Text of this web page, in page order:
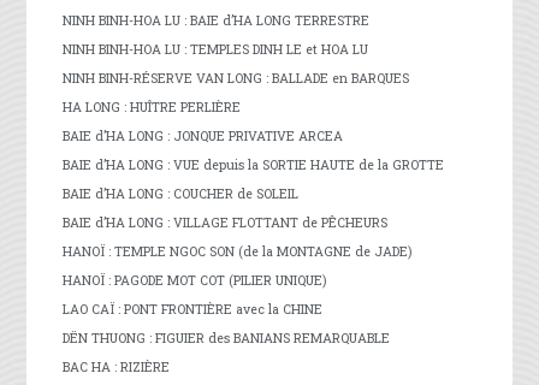
NINH BINH-HOA LU : BAIE d’HA LONG TERRESTRE
NINH BINH-HOA LU : TEMPLES DINH LE et HOA LU
NINH BINH-RÉSERVE VAN LONG : BALLADE en BARQUES
HA LONG : HUÎTRE PERLIÈRE
BAIE d’HA LONG : JONQUE PRIVATIVE ARCEA
BAIE d’HA LONG : VUE depuis la SORTIE HAUTE de la GROTTE
BAIE d’HA LONG : COUCHER de SOLEIL
BAIE d’HA LONG : VILLAGE FLOTTANT de PÊCHEURS
HANOÏ : TEMPLE NGOC SON (de la MONTAGNE de JADE)
HANOÏ : PAGODE MOT COT (PILIER UNIQUE)
LAO CAÏ : PONT FRONTIÈRE avec la CHINE
DËN THUONG : FIGUIER des BANIANS REMARQUABLE
BAC HA : RIZIÈRE